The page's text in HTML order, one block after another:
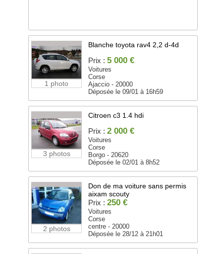
1 photo
Blanche toyota rav4 2,2 d-4d
Prix : 5 000 €
Voitures
Corse
Ajaccio - 20000
Déposée le 09/01 à 16h59
3 photos
Citroen c3 1.4 hdi
Prix : 2 000 €
Voitures
Corse
Borgo - 20620
Déposée le 02/01 à 8h52
2 photos
Don de ma voiture sans permis
aixam scouty
Prix : 250 €
Voitures
Corse
centre - 20000
Déposée le 28/12 à 21h01